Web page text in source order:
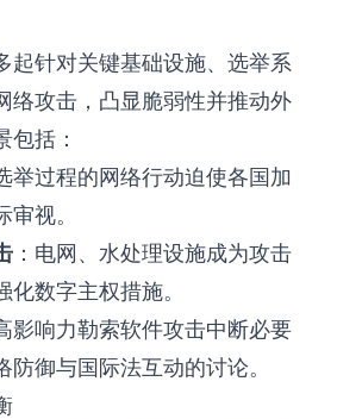
起针对关键基础设施、选举系
络攻击，凸显脆弱性并推动外
包括：
举过程的网络行动迫使各国加
视。
：电网、水处理设施成为攻击
化数字主权措施。
影响力勒索软件攻击中断必要
防御与国际法互动的讨论。